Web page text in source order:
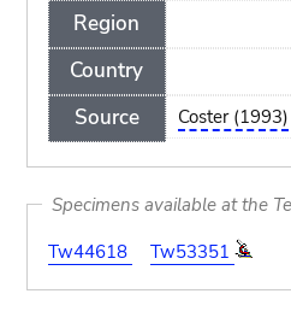
Region
Country
Source
Coster (1993)
Specimens available at the
Tw44618
Tw53351